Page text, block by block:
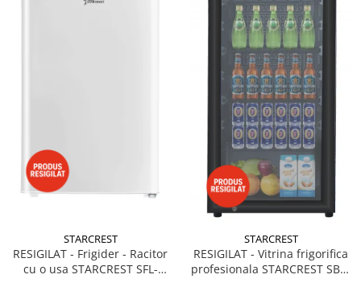
STARCREST
RESIGILAT - Frigider - Racitor
cu o usa STARCREST SFL-
STARCREST
RESIGILAT - Vitrina frigorifica
profesionala STARCREST SBC-